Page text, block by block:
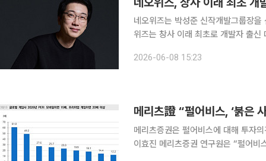
네오위즈는 박성준 신작개발그룹장
위즈는 창사 이래 최초로 개발자 출
즈는 “신작 파이프라인 가동이 본격
2026-06-08 15:23
메리츠증권은 펄어비스에 대해 투자
이효진 메리츠증권 연구원은 “펄어